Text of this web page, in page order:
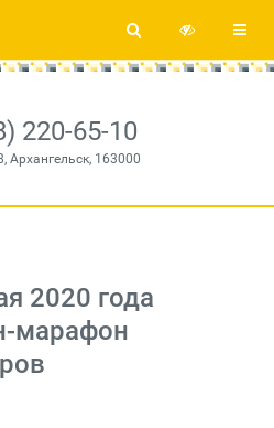
220-65-10
Архангельск, 163000
2020 года
марафон